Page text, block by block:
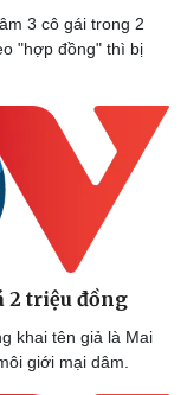
3 cô gái trong 2
"hợp đồng" thì bị
2 triệu đồng
khai tên giả là Mai
giới mại dâm.